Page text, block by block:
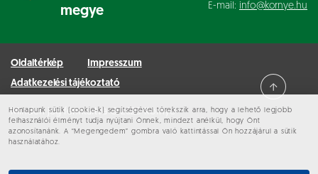
Honlapunk sütik (cookie-k) segítségével törekszik arra, hogy a lehető legjobb
felhasználói élményt tudja nyújtani Önnek, mindezt anélkül, hogy Önt
azonosítanánk. A “Megengedem” gombra való kattintással Ön hozzájárul a sütik
használatához.
megye
E-mail: info@kornye.hu
Oldaltérkép
Impresszum
Adatkezelési tájékoztató
Minden jog fenntartva © 2026 Környe